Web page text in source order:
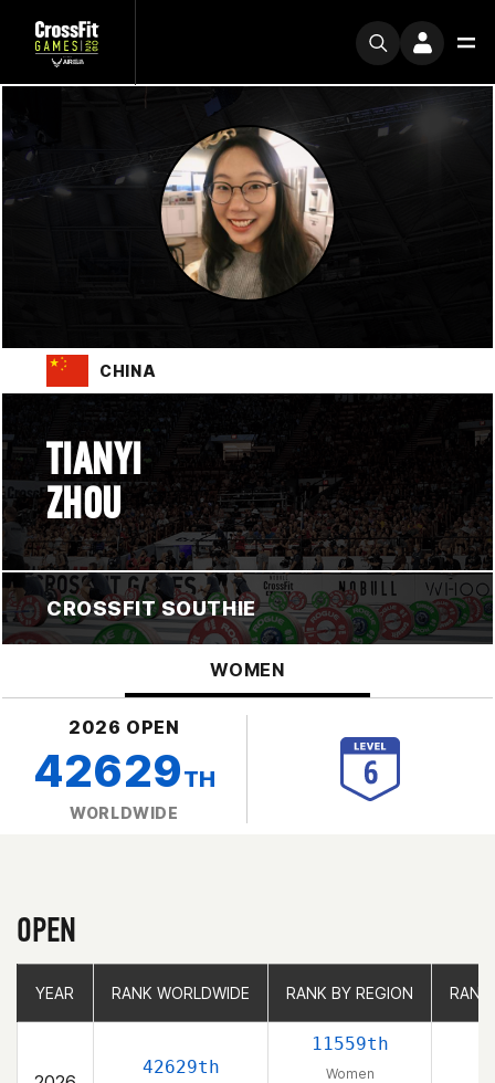
CHINA
TIANYI
ZHOU
CROSSFIT SOUTHIE
WOMEN
2026 OPEN
42629TH
WORLDWIDE
OPEN
YEAR RANK WORLDWIDE RANK BY REGION
42629th
11559th
Women
YEAR RANK WORLDWIDE RANK BY REGION